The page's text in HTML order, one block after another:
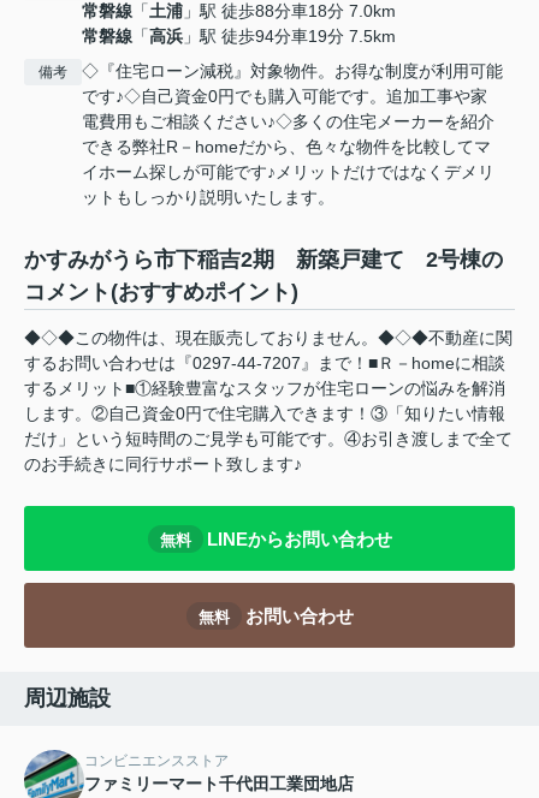
常磐線 「土浦 」駅 徒歩88分車18分 7.0km
常磐線 「高浜 」駅 徒歩94分車19分 7.5km
備考
◇『住宅ローン減税』対象物件。お得な制度が利用可能
です♪◇自己資金0円でも購入可能です。追加工事や家
電費用もご相談ください♪◇多くの住宅メーカーを紹介
できる弊社R－homeだから、色々な物件を比較してマ
イホーム探しが可能です♪メリットだけではなくデメリ
ットもしっかり説明いたします。
かすみがうら市下稲吉2期 新築戸建て 2号棟の
コメント(おすすめポイント)
◆◇◆この物件は、現在販売しておりません。◆◇◆不動産に関
するお問い合わせは『0297-44-7207』まで！■Ｒ－homeに相談
するメリット■①経験豊富なスタッフが住宅ローンの悩みを解消
します。②自己資金0円で住宅購入できます！③「知りたい情報
だけ」という短時間のご見学も可能です。④お引き渡しまで全て
のお手続きに同行サポート致します♪
無料 LINEからお問い合わせ
無料 お問い合わせ
周辺施設
コンビニエンスストア
ファミリーマート千代田工業団地店